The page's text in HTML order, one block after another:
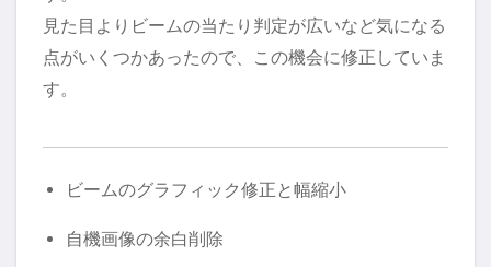
見た目よりビームの当たり判定が広いなど気になる
点がいくつかあったので、この機会に修正していま
す。
ビームのグラフィック修正と幅縮小
自機画像の余白削除